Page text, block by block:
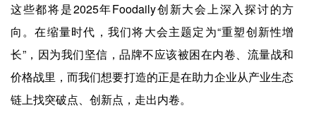
这些都将是2025年Foodaily创新大会上深入探讨的方
向。在缩量时代，我们将大会主题定为“重塑创新性增
长”，因为我们坚信，品牌不应该被困在内卷、流量战和
价格战里，而我们想要打造的正是在助力企业从产业生态
链上找突破点、创新点，走出内卷。